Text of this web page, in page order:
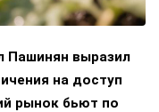
Пашинян выразил
на доступ
рынок бьют по